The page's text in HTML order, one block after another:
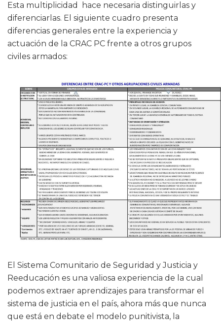
Esta multiplicidad hace necesaria distinguirlas y
diferenciarlas. El siguiente cuadro presenta
diferencias generales entre la experiencia y
actuación de la CRAC PC frente a otros grupos
civiles armados:
El Sistema Comunitario de Seguridad y Justicia y
Reeducación es una valiosa experiencia de la cual
podemos extraer aprendizajes para transformar el
sistema de justicia en el país, ahora más que nunca
que está en debate el modelo punitivista, la